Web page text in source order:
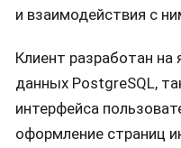
и взаимодействия с
Клиент разработан
данных PostgreSQL,
интерфейса
оформление страниц